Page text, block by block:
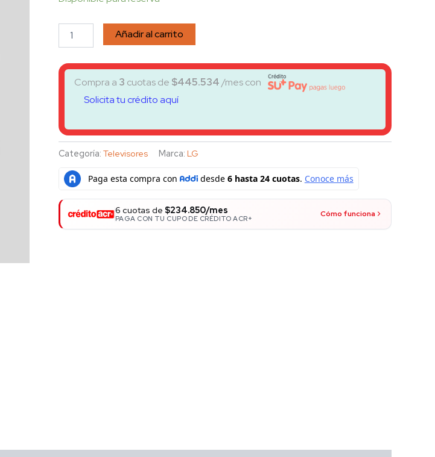
Añadir al carrito
Compra a 3 cuotas de $445.534/mes con
Solicita tu crédito aquí
Categoría: Televisores Marca: LG
6 cuotas de $234.850/mes
PAGA CON TU CUPO DE CRÉDITO ACR+ Cómo funciona